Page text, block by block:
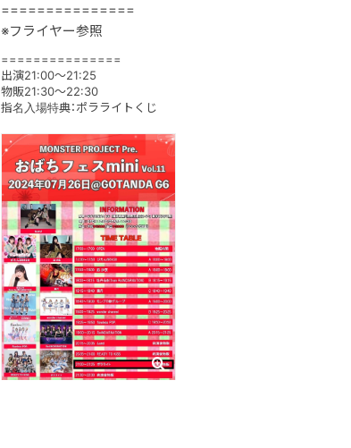
===============
※フライヤー参照
===============
出演21:00～21:25
物販21:30～22:30
指名入場特典：ポラライトくじ